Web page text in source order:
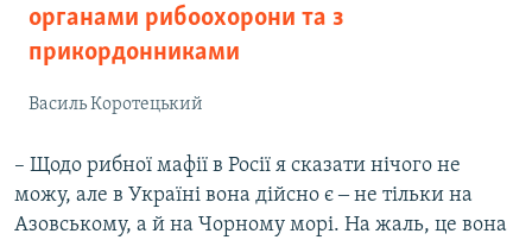
органами рибоохорони та з
прикордонниками
Василь Коротецький
– Щодо рибної мафії в Росії я сказати нічого не
можу, але в Україні вона дійсно є ‒ не тільки на
Азовському, а й на Чорному морі. На жаль, це вона